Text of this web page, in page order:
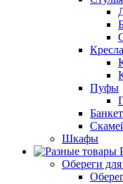
Кресла
Пуфы
Шкафы
Обереги